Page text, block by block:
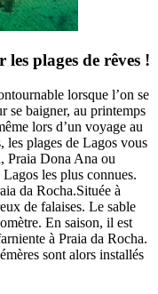
plages de rêves !
lorsque l’on se
se baigner, au printemps
lors d’un voyage au
les plages de Lagos vous
Praia Dona Ana ou
les plus connues.
da Rocha.Située à
de falaises. Le sable
En saison, il est
à Praia da Rocha.
sont alors installés